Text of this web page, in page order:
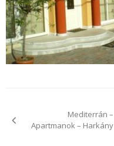
Mediterrán –
Apartmanok – Harkány